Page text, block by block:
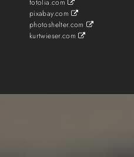
fotolia.com 
pixabay.com 
photoshelter.com 
kurtwieser.com 